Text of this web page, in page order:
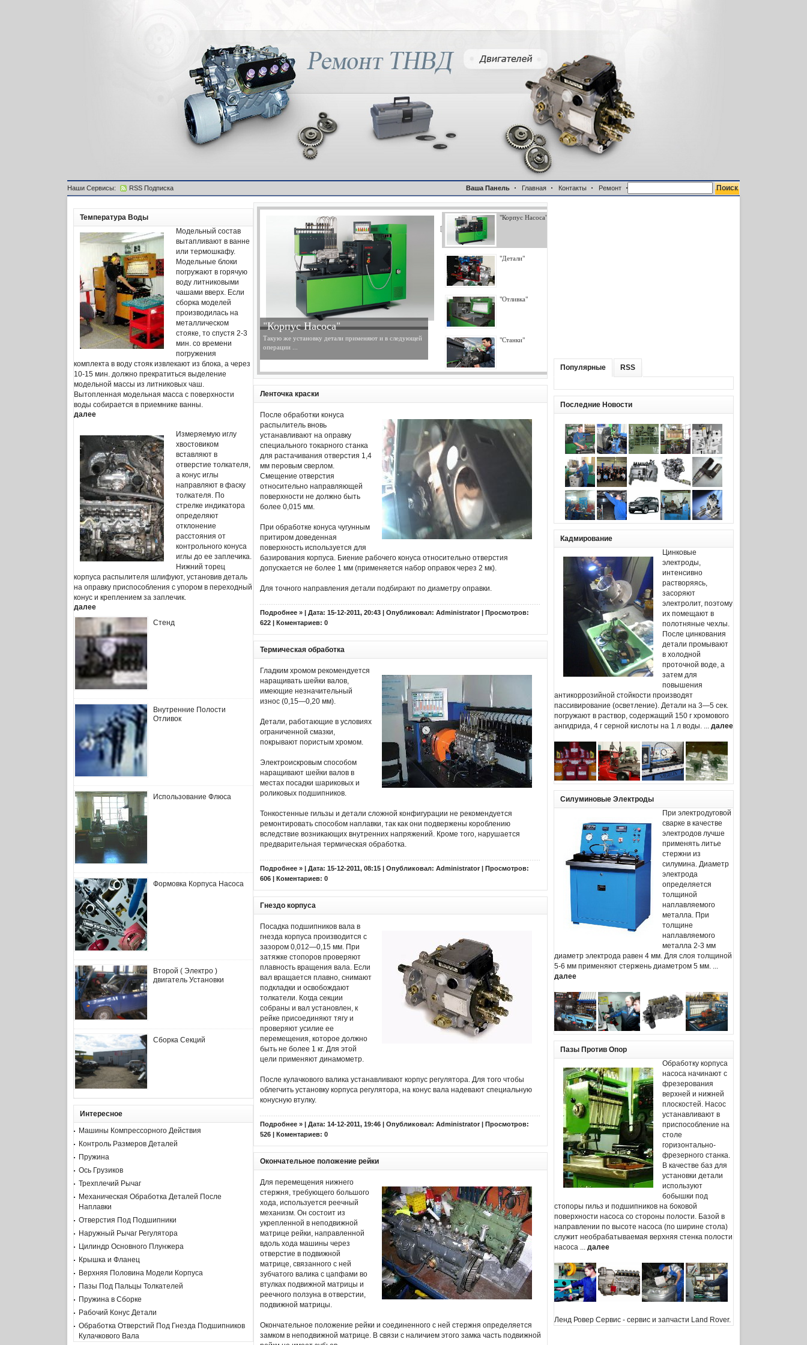
Наши Сервисы: RSS Подписка Ваша Панель Главная Контакты Ремонт
Температура Воды
Модельный состав
вытапливают в ванне
или термошкафу.
Модельные блоки
погружают в горячую
воду литниковыми
чашами вверх. Если
сборка моделей
производилась на
металлическом
стояке, то спустя 2-3
мин. со времени
погружения
комплекта в воду стояк извлекают из блока, а через
10-15 мин. должно прекратиться выделение
модельной массы из литниковых чаш.
Вытопленная модельная масса с поверхности
воды собирается в приемнике ванны.
далее
Измеряемую иглу
хвостовиком
вставляют в
отверстие толкателя,
а конус иглы
направляют в фаску
толкателя. По
стрелке индикатора
определяют
отклонение
расстояния от
контрольного конуса
иглы до ее заплечика.
Нижний торец
корпуса распылителя шлифуют, установив деталь
на оправку приспособления с упором в переходный
конус и креплением за заплечик.
далее
Стенд
Внутренние Полости
Отливок
Использование Флюса
Формовка Корпуса Насоса
Второй ( Электро )
двигатель Установки
Сборка Секций
Интересное
Машины Компрессорного Действия
Контроль Размеров Деталей
Пружина
Ось Грузиков
Трехплечий Рычаг
Механическая Обработка Деталей После
Наплавки
Отверстия Под Подшипники
Наружный Рычаг Регулятора
Цилиндр Основного Плунжера
Крышка и Фланец
Верхняя Половина Модели Корпуса
Пазы Под Пальцы Толкателей
Пружина в Сборке
Рабочий Конус Детали
Обработка Отверстий Под Гнезда Подшипников
Кулачкового Вала
"Корпус Насоса"
"Детали"
"Отливка"
"Станки"
"Корпус Насоса"
Такую же установку детали применяют и в следующей
операции ...
Ленточка краски
После обработки конуса
распылитель вновь
устанавливают на оправку
специального токарного станка
для растачивания отверстия 1,4
мм перовым сверлом.
Смещение отверстия
относительно направляющей
поверхности не должно быть
более 0,015 мм.
При обработке конуса чугунным
притиром доведенная
поверхность используется для
базирования корпуса. Биение рабочего конуса относительно отверстия
допускается не более 1 мм (применяется набор оправок через 2 мк).
Для точного направления детали подбирают по диаметру оправки.
Подробнее » | Дата: 15-12-2011, 20:43 | Опубликовал: Administrator | Просмотров:
622 | Коментариев: 0
Термическая обработка
Гладким хромом рекомендуется
наращивать шейки валов,
имеющие незначительный
износ (0,15—0,20 мм).
Детали, работающие в условиях
ограниченной смазки,
покрывают пористым хромом.
Электроискровым способом
наращивают шейки валов в
местах посадки шариковых и
роликовых подшипников.
Тонкостенные гильзы и детали сложной конфигурации не рекомендуется
ремонтировать способом наплавки, так как они подвержены короблению
вследствие возникающих внутренних напряжений. Кроме того, нарушается
предварительная термическая обработка.
Подробнее » | Дата: 15-12-2011, 08:15 | Опубликовал: Administrator | Просмотров:
606 | Коментариев: 0
Гнездо корпуса
Посадка подшипников вала в
гнезда корпуса производится с
зазором 0,012—0,15 мм. При
затяжке стопоров проверяют
плавность вращения вала. Если
вал вращается плавно, снимают
подкладки и освобождают
толкатели. Когда секции
собраны и вал установлен, к
рейке присоединяют тягу и
проверяют усилие ее
перемещения, которое должно
быть не более 1 кг. Для этой
цели применяют динамометр.
После кулачкового валика устанавливают корпус регулятора. Для того чтобы
облегчить установку корпуса регулятора, на конус вала надевают специальную
конусную втулку.
Подробнее » | Дата: 14-12-2011, 19:46 | Опубликовал: Administrator | Просмотров:
526 | Коментариев: 0
Окончательное положение рейки
Для перемещения нижнего
стержня, требующего большого
хода, используется реечный
механизм. Он состоит из
укрепленной в неподвижной
матрице рейки, направленной
вдоль хода машины через
отверстие в подвижной
матрице, связанного с ней
зубчатого валика с цапфами во
втулках подвижной матрицы и
реечного ползуна в отверстии,
подвижной матрицы.
Окончательное положение рейки и соединенного с ней стержня определяется
замком в неподвижной матрице. В связи с наличием этого замка часть подвижной
Популярные RSS
Последние Новости
Кадмирование
Цинковые
электроды,
интенсивно
растворяясь,
засоряют
электролит, поэтому
их помещают в
полотняные чехлы.
После цинкования
детали промывают
в холодной
проточной воде, а
затем для
повышения
антикоррозийной стойкости производят
пассивирование (осветление). Детали на 3—5 сек.
погружают в раствор, содержащий 150 г хромового
ангидрида, 4 г серной кислоты на 1 л воды. ... далее
Силуминовые Электроды
При электродуговой
сварке в качестве
электродов лучше
применять литье
стержни из
силумина. Диаметр
электрода
определяется
толщиной
наплавляемого
металла. При
толщине
наплавляемого
металла 2-3 мм
диаметр электрода равен 4 мм. Для слоя толщиной
5-6 мм применяют стержень диаметром 5 мм. ...
далее
Пазы Против Опор
Обработку корпуса
насоса начинают с
фрезерования
верхней и нижней
плоскостей. Насос
устанавливают в
приспособление на
столе
горизонтально-
фрезерного станка.
В качестве баз для
установки детали
используют
бобышки под
стопоры гильз и подшипников на боковой
поверхности насоса со стороны полости. Базой в
направлении по высоте насоса (по ширине стола)
служит необрабатываемая верхняя стенка полости
насоса ... далее
Ленд Ровер Сервис - сервис и запчасти Land Rover.